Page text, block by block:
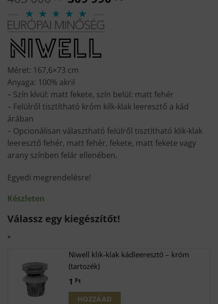
price
was:
403
000 Ft.
Méret: 167,6×73 cm
Anyaga: 100% akril
– Szín kívül: matt fekete, szín belül: matt fehér
– Felülről tisztítható króm kilk-klak leeresztő a kád
árában
– Opcionálisan választható felülről tisztítható klik-klak
leeresztő fehér, matt fehér, fekete, matt fekete vagy
arany színben felár ellenében.
Egyedi megrendelésre!
Készleten
Válassz egy kiegészítőt!
*
Niwell klik-klak kádleeresztő – króm
(tartozék)
1 Ft
HOZZÁAD